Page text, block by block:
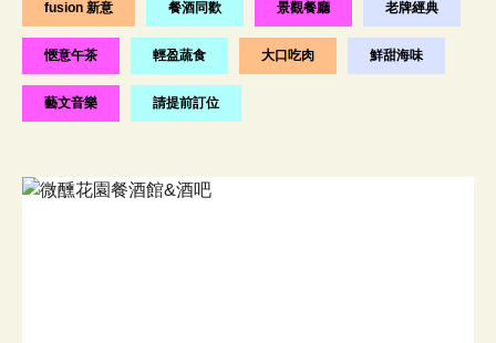
fusion 新意 餐酒同歡 景觀餐廳 老牌經典
愜意午茶 輕盈蔬食 大口吃肉 鮮甜海味
藝文音樂 請提前訂位